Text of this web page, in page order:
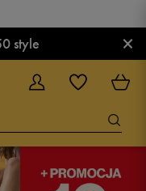
style ×